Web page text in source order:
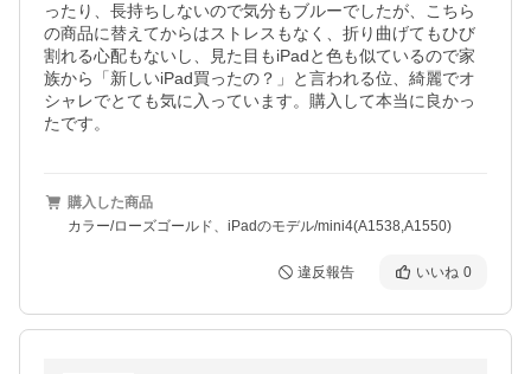
ったり、長持ちしないので気分もブルーでしたが、こちら
の商品に替えてからはストレスもなく、折り曲げてもひび
割れる心配もないし、見た目もiPadと色も似ているので家
族から「新しいiPad買ったの？」と言われる位、綺麗でオ
シャレでとても気に入っています。購入して本当に良かっ
たです。
購入した商品
カラー/ローズゴールド、iPadのモデル/mini4(A1538,A1550)
違反報告 いいね 0